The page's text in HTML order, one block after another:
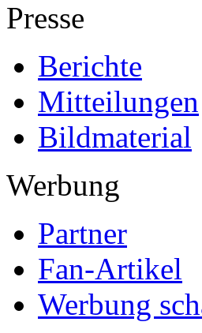
Presse
Berichte
Mitteilungen
Bildmaterial
Werbung
Partner
Fan-Artikel
Werbung